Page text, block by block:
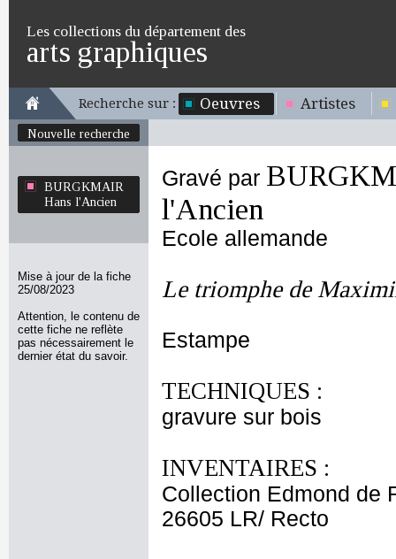
Les collections du département des
arts graphiques
Recherche sur : Oeuvres Artistes
Nouvelle recherche
BURGKMAIR
Hans l'Ancien
Mise à jour de la fiche
25/08/2023
Attention, le contenu de
cette fiche ne reflète
pas nécessairement le
dernier état du savoir.
Gravé par
l'Ancien
Ecole allemande
Le triomphe de
Estampe
TECHNIQUES :
gravure sur bois
INVENTAIRES :
Collection Edmond de
26605 LR/ Recto